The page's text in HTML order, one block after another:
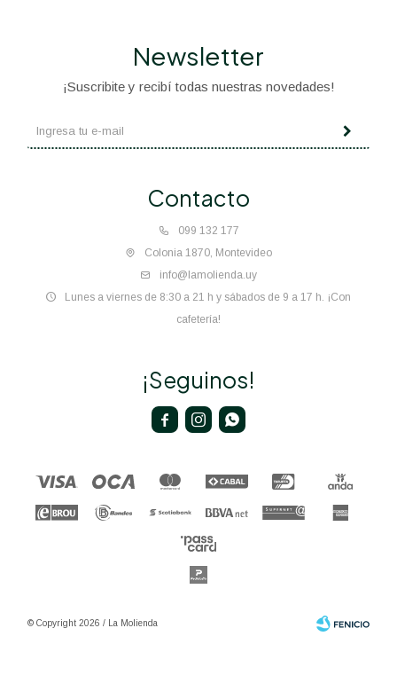
Contacto
099 132 177
Colonia 1870, Montevideo
info@lamolienda.uy
Lunes a viernes de 8:30 a 21 h y sábados de 9 a 17 h. ¡Con
cafetería!
Newsletter
¡Suscribite y recibí todas nuestras novedades!
¡Seguinos!
  
© Copyright 2026 / La Molienda